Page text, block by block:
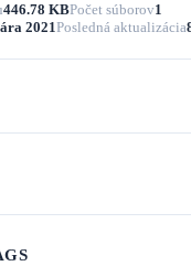
446.78 KBPočet súborov1
2021Posledná aktualizácia